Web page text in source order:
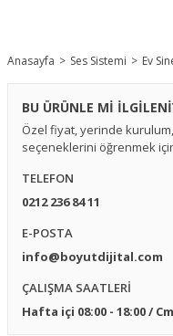
Anasayfa Ses Sistemi Ev
BU ÜRÜNLE Mİ
Özel fiyat, yerinde
seçeneklerini öğrenmek
TELEFON
0212 236 84 11
E-POSTA
info@boyutdijital.com
ÇALIŞMA SAATLERİ
Hafta içi 08:00 - 18:00 /